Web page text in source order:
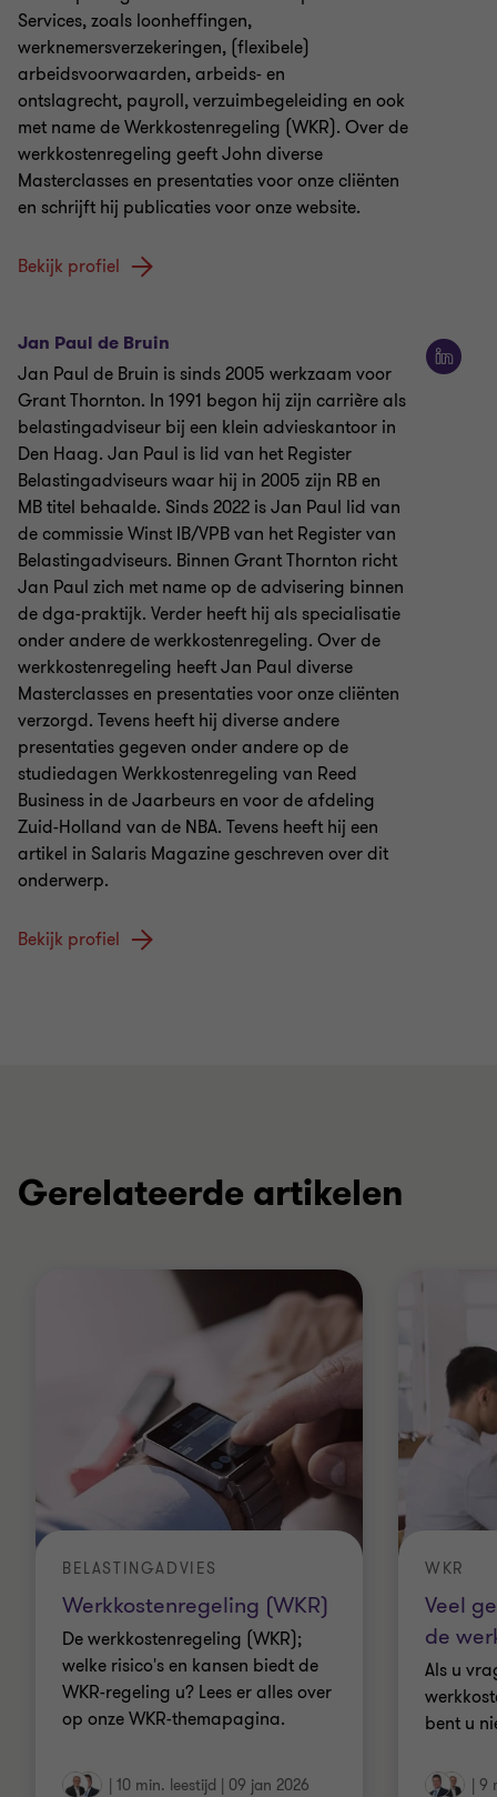
Services, zoals loonheffingen,
werknemersverzekeringen, (flexibele)
arbeidsvoorwaarden, arbeids- en
ontslagrecht, payroll, verzuimbegeleiding en ook
met name de Werkkostenregeling (WKR). Over de
werkkostenregeling geeft John diverse
Masterclasses en presentaties voor onze cliënten
en schrijft hij publicaties voor onze website.
Bekijk profiel
Jan Paul de Bruin
Jan Paul de Bruin is sinds 2005 werkzaam voor
Grant Thornton. In 1991 begon hij zijn carrière als
belastingadviseur bij een klein advieskantoor in
Den Haag. Jan Paul is lid van het Register
Belastingadviseurs waar hij in 2005 zijn RB en
MB titel behaalde. Sinds 2022 is Jan Paul lid van
de commissie Winst IB/VPB van het Register van
Belastingadviseurs. Binnen Grant Thornton richt
Jan Paul zich met name op de advisering binnen
de dga-praktijk. Verder heeft hij als specialisatie
onder andere de werkkostenregeling. Over de
werkkostenregeling heeft Jan Paul diverse
Masterclasses en presentaties voor onze cliënten
verzorgd. Tevens heeft hij diverse andere
presentaties gegeven onder andere op de
studiedagen Werkkostenregeling van Reed
Business in de Jaarbeurs en voor de afdeling
Zuid-Holland van de NBA. Tevens heeft hij een
artikel in Salaris Magazine geschreven over dit
onderwerp.
Bekijk profiel
Gerelateerde artikelen
Werkkostenregeling (WKR)
BELASTINGADVIES
De werkkostenregeling (WKR);
welke risico's en kansen biedt de
WKR-regeling u? Lees er alles over
op onze WKR-themapagina.
| 10 min. leestijd | 09 jan 2026
Veel
de
WKR
Als u
bent u
| 9